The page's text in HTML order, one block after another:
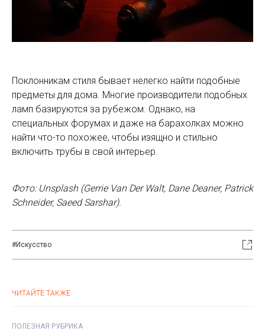
Поклонникам стиля бывает нелегко найти подобные
предметы для дома. Многие производители подобных
ламп базируются за рубежом. Однако, на
специальных форумах и даже на барахолках можно
найти что-то похожее, чтобы изящно и стильно
включить трубы в свой интерьер.
Фото: Unsplash (Gerrie Van Der Walt, Dane Deaner, Patrick
Schneider, Saeed Sarshar).
#Искусство
ЧИТАЙТЕ ТАКЖЕ
ПОЛЕЗНАЯ РУБРИКА